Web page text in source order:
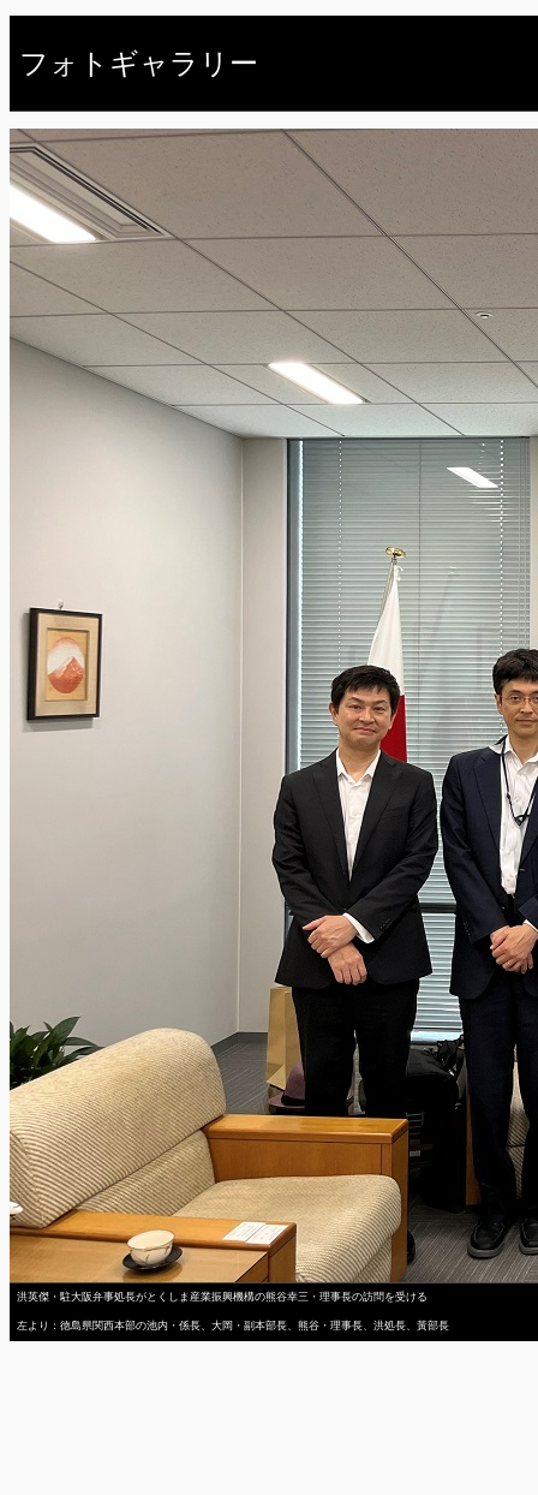
フォトギャラリー
洪英傑・駐大阪弁事処長がとくしま産業振興機構の熊谷幸三・理事長の訪問を受ける
左より：徳島県関西本部の池内・係長、大岡・副本部長、熊谷・理事長、洪処長、黃部長